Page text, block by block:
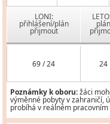
LONI:
přihlášení/plán
přijmout
plán
69 / 24 24
Poznámky k oboru:žáci
výměnné pobyty v zahraničí,
probíhá v reálném